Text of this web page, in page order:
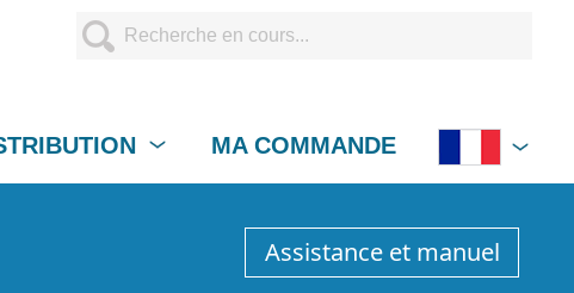
MA COMMANDE
Assistance et manuel